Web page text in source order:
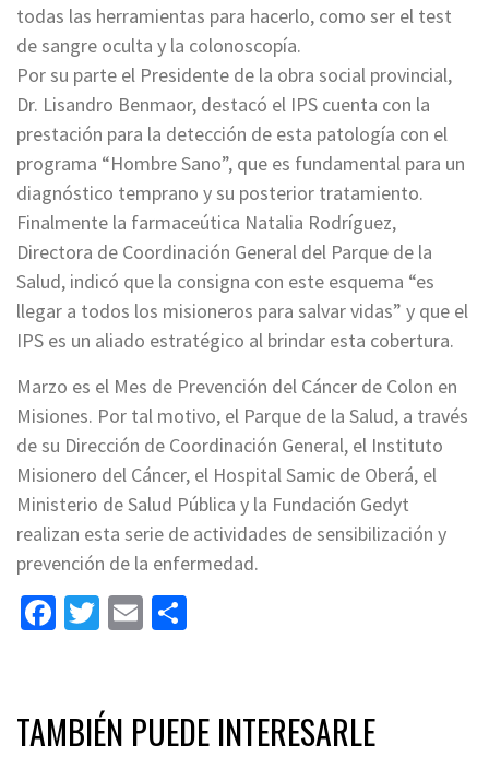
todas las herramientas para hacerlo, como ser el test
de sangre oculta y la colonoscopía.
Por su parte el Presidente de la obra social provincial,
Dr. Lisandro Benmaor, destacó el IPS cuenta con la
prestación para la detección de esta patología con el
programa “Hombre Sano”, que es fundamental para un
diagnóstico temprano y su posterior tratamiento.
Finalmente la farmaceútica Natalia Rodríguez,
Directora de Coordinación General del Parque de la
Salud, indicó que la consigna con este esquema “es
llegar a todos los misioneros para salvar vidas” y que el
IPS es un aliado estratégico al brindar esta cobertura.
Marzo es el Mes de Prevención del Cáncer de Colon en
Misiones. Por tal motivo, el Parque de la Salud, a través
de su Dirección de Coordinación General, el Instituto
Misionero del Cáncer, el Hospital Samic de Oberá, el
Ministerio de Salud Pública y la Fundación Gedyt
realizan esta serie de actividades de sensibilización y
prevención de la enfermedad.
Facebook
Twitter
Email
TAMBIÉN PUEDE INTERESARLE